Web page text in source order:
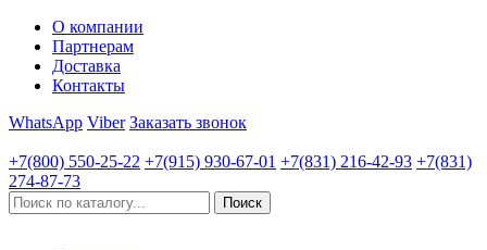
О компании
Партнерам
Доставка
Контакты
WhatsApp Viber Заказать звонок
+7(800) 550-25-22 +7(915) 930-67-01 +7(831) 216-42-93 +7(831)
274-87-73